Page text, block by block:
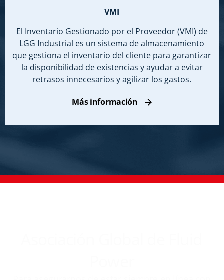
VMI
El Inventario Gestionado por el Proveedor (VMI) de
LGG Industrial es un sistema de almacenamiento
que gestiona el inventario del cliente para garantizar
la disponibilidad de existencias y ayudar a evitar
retrasos innecesarios y agilizar los gastos.
Más información